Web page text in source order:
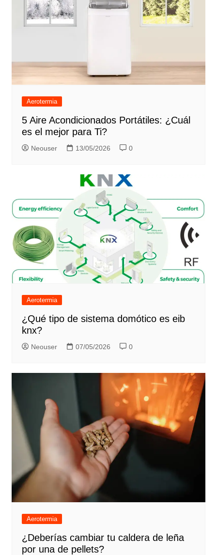
Aerotermia
5 Aire Acondicionados Portátiles: ¿Cuál
es el mejor para Ti?
Neouser 13/05/2026 0
Aerotermia
¿Qué tipo de sistema domótico es eib
knx?
Neouser 07/05/2026 0
Aerotermia
¿Deberías cambiar tu caldera de leña
por una de pellets?